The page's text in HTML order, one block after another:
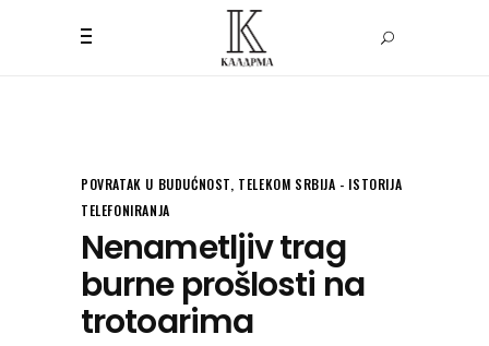
POVRATAK U BUDUĆNOST, TELEKOM SRBIJA - ISTORIJA
TELEFONIRANJA
Nenametljiv trag
burne prošlosti na
trotoarima